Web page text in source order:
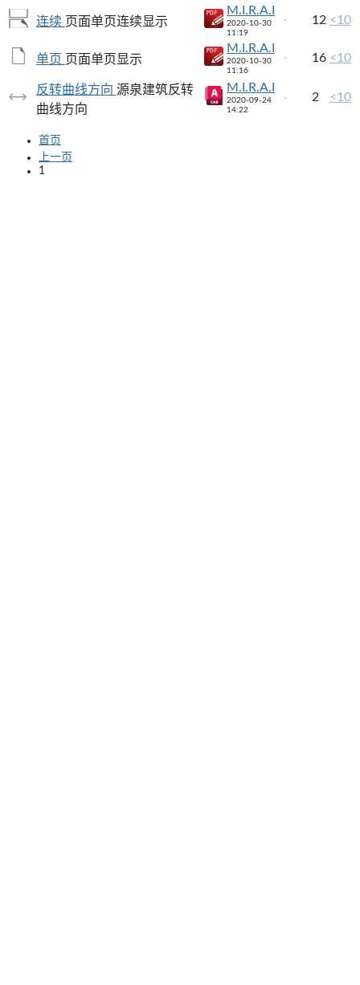
连续 页面单页连续显示
M.I.R.A.I
2020-10-30
11:19
12 <10
单页 页面单页显示
M.I.R.A.I
2020-10-30
11:16
16 <10
反转曲线方向 源泉建筑反转
曲线方向
M.I.R.A.I
2020-09-24
14:22
2 <10
首页
上一页
1